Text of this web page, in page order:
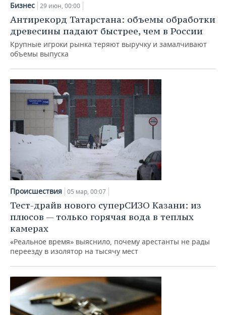
ФИГУРНОЕ КАТАНИЕ
ВОДНЫЕ ВИДЫ СПОРТА
ХОККЕЙ С МЯЧОМ
МЕДИЦИНА
ОБРАЗОВАНИЕ
ПРОИСШЕСТВИЯ
Бизнес 29 июн, 00:00
Антирекорд Татарстана: объемы обработки
древесины падают быстрее, чем в России
Крупные игроки рынка теряют выручку и замалчивают
объемы выпуска
Происшествия 05 мар, 00:07
Тест-драйв нового суперСИЗО Казани: из
плюсов — только горячая вода в теплых
камерах
«Реальное время» выяснило, почему арестанты не рады
переезду в изолятор на тысячу мест